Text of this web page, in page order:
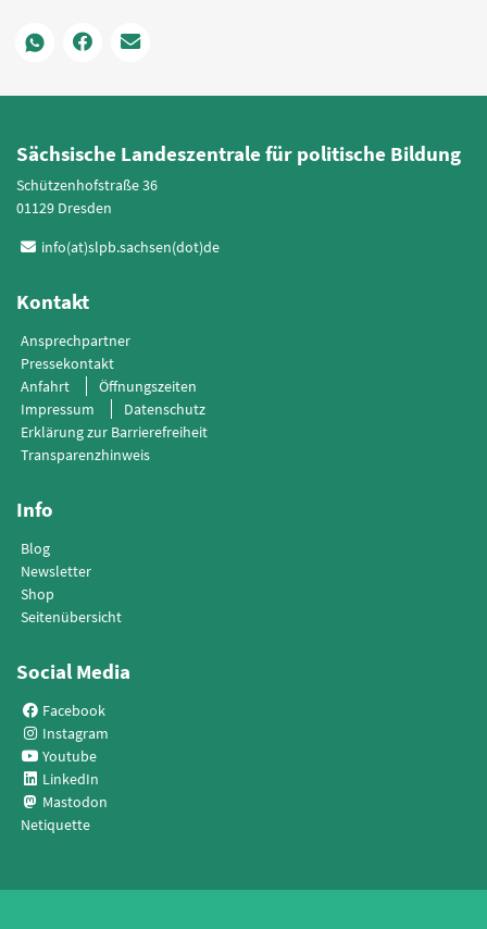
Sächsische Landeszentrale für politische Bildung
Schützenhofstraße 36
01129 Dresden
info(at)slpb.sachsen(dot)de
Kontakt
Ansprechpartner
Pressekontakt
Anfahrt
Öffnungszeiten
Impressum
Datenschutz
Erklärung zur Barrierefreiheit
Transparenzhinweis
Info
Blog
Newsletter
Shop
Seitenübersicht
Social Media
Facebook
Instagram
Youtube
LinkedIn
Mastodon
Netiquette